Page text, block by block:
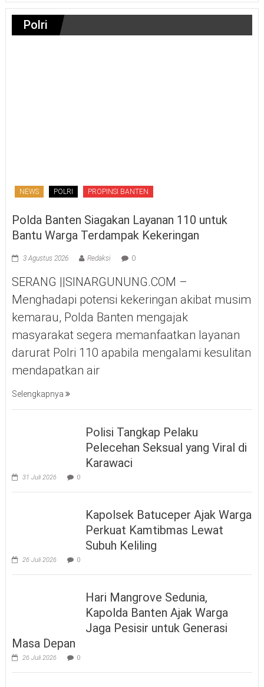
Polri
NEWS POLRI PROPINSI BANTEN
Polda Banten Siagakan Layanan 110 untuk
Bantu Warga Terdampak Kekeringan
3 Agustus 2026 Redaksi 0
SERANG ||SINARGUNUNG.COM –
Menghadapi potensi kekeringan akibat musim
kemarau, Polda Banten mengajak
masyarakat segera memanfaatkan layanan
darurat Polri 110 apabila mengalami kesulitan
mendapatkan air
Selengkapnya
Polisi Tangkap Pelaku
Pelecehan Seksual yang Viral di
Karawaci
31 Juli 2026 0
Kapolsek Batuceper Ajak Warga
Perkuat Kamtibmas Lewat
Subuh Keliling
26 Juli 2026 0
Hari Mangrove Sedunia,
Kapolda Banten Ajak Warga
Jaga Pesisir untuk Generasi
Masa Depan
26 Juli 2026 0